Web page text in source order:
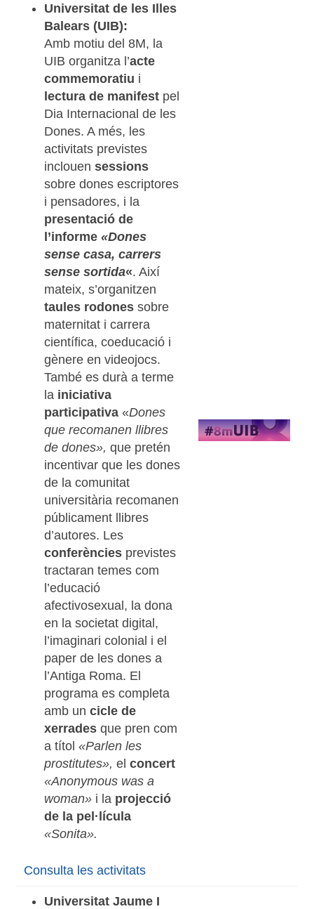
Universitat de les Illes
Balears (UIB):
Amb motiu del 8M, la
UIB organitza l’acte
commemoratiu i
lectura de manifest pel
Dia Internacional de les
Dones. A més, les
activitats previstes
inclouensessions
sobre dones escriptores
i pensadores, i la
presentació de
l’informe«Dones
sense casa, carrers
sense sortida«. Així
mateix, s’organitzen
taules rodones sobre
maternitat i carrera
científica, coeducació i
gènere en videojocs.
També es durà a terme
la iniciativa
participativa «Dones
que recomanen llibres
de dones»,que pretén
incentivar que les dones
de la comunitat
universitària recomanen
públicament llibres
d’autores. Les
conferències previstes
tractaran temes com
l’educació
afectivosexual, la dona
en la societat digital,
l’imaginari colonial i el
paper de les dones a
l’Antiga Roma. El
programa es completa
amb uncicle de
xerrades que pren com
a títol«Parlen les
prostitutes»,elconcert
«Anonymous was a
woman» i la projecció
de la pel·lícula
«Sonita».
Consulta les activitats
Universitat Jaume I